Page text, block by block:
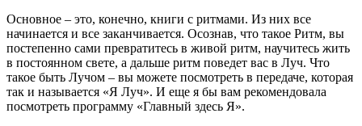
Основное – это, конечно, книги с ритмами. Из них все
начинается и все заканчивается. Осознав, что такое Ритм, вы
постепенно сами превратитесь в живой ритм, научитесь жить
в постоянном свете, а дальше ритм поведет вас в Луч. Что
такое быть Лучом – вы можете посмотреть в передаче, которая
так и называется «Я Луч». И еще я бы вам рекомендовала
посмотреть программу «Главный здесь Я».